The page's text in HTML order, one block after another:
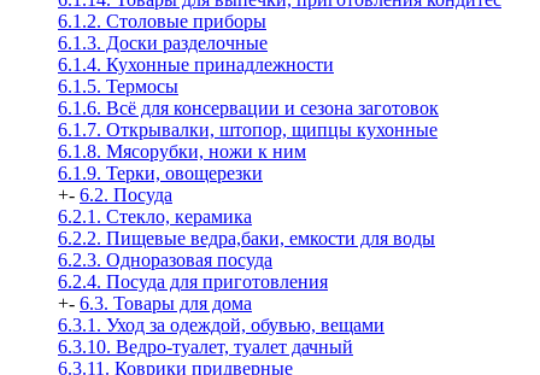
6.1.2. Столовые приборы
6.1.3. Доски разделочные
6.1.4. Кухонные принадлежности
6.1.5. Термосы
6.1.6. Всё для консервации и сезона заготовок
6.1.7. Открывалки, штопор, щипцы кухонные
6.1.8. Мясорубки, ножи к ним
6.1.9. Терки, овощерезки
+- 6.2. Посуда
6.2.1. Стекло, керамика
6.2.2. Пищевые ведра,баки, емкости для воды
6.2.3. Одноразовая посуда
6.2.4. Посуда для приготовления
+- 6.3. Товары для дома
6.3.1. Уход за одеждой, обувью, вещами
6.3.10. Ведро-туалет, туалет дачный
6.3.11. Коврики придверные